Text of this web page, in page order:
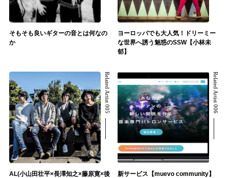
そもそも良いギターの音とは何なの
か
ヨーロッパでも大人気！ドリーミー
な世界へ誘う魅惑のSSW【小林未
郁】
Related Artist 005
AL(小山田壮平×長澤知之×藤原寛×後
Related Artist 006
新サービス【muevo community】